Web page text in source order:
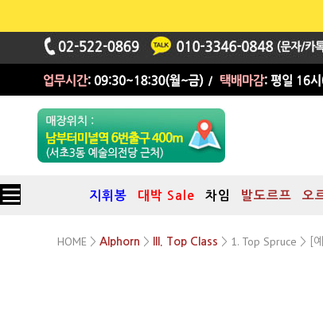
지휘봉 대박 Sale 차임 발도르프 오
HOME > Alphorn > III. Top Class > 1. Top Spruce > [